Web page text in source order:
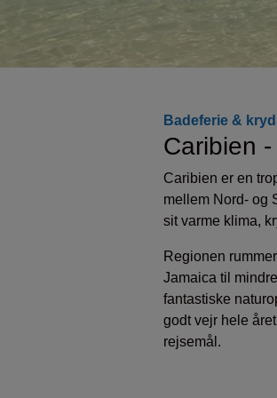
Badeferie &
Caribien
Caribien er en
mellem Nord- og
sit varme klima,
Regionen
Jamaica til
fantastiske
godt vejr hele
rejsemål.